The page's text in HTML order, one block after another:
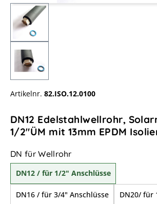
Artikelnr. 82.ISO.12.0100
DN12 Edelstahlwellrohr,
1/2"ÜM mit 13mm EPDM
DN für Wellrohrauswählen
DN12 / für 1/2" Anschlüsse
DN16 / für 3/4" Anschlüsse DN20/ für